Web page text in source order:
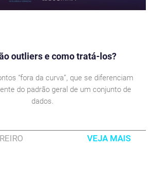
outliers e como tratá-los?
“fora da curva”, que se diferenciam
do padrão geral de um conjunto de
dados.
VEJA MAIS